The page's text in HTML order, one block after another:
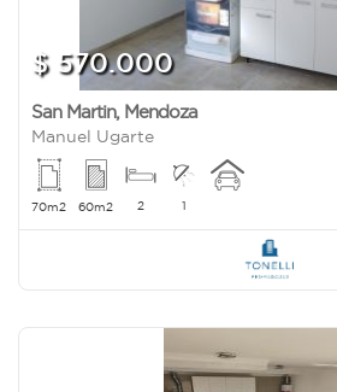
$ 570.000
San Martin, Mendoza
Manuel Ugarte
70m2 60m2 2 1